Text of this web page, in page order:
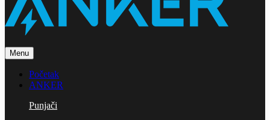
Menu
Početak
ANKER
Punjači